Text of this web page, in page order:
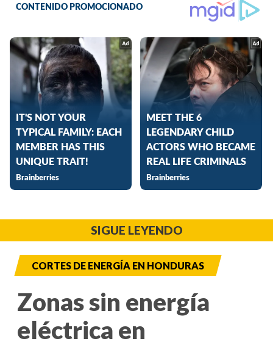
SIGUE LEYENDO
CORTES DE ENERGÍA EN HONDURAS
Zonas sin energía
eléctrica en